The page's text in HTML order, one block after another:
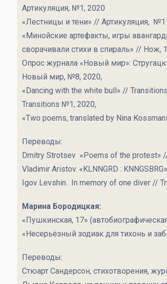
Артикуляция, №1, 2020
«Лестницы и тени» // Артикуляция,
«Минойские артефакты, игры
сворачивали стихи в спираль» // Нож,
Опрос журнала «Новый мир»:
Новый мир, №8, 2020,
«Dancing with the white bull» //
Transitions №1, 2020,
«Two poems, translated by Nina
Переводы:
Dmitry Strotsev «Poems of the protest»
Vladimir Aristov. «KLNNGRD :
Igov Levshin. In memory of one diver //
Марина Бородицкая:
«Пушкинская, 17»
«Несерьёзный зодиак для тихонь и
Переводы:
Стюарт Сандерсон, стихотворения,